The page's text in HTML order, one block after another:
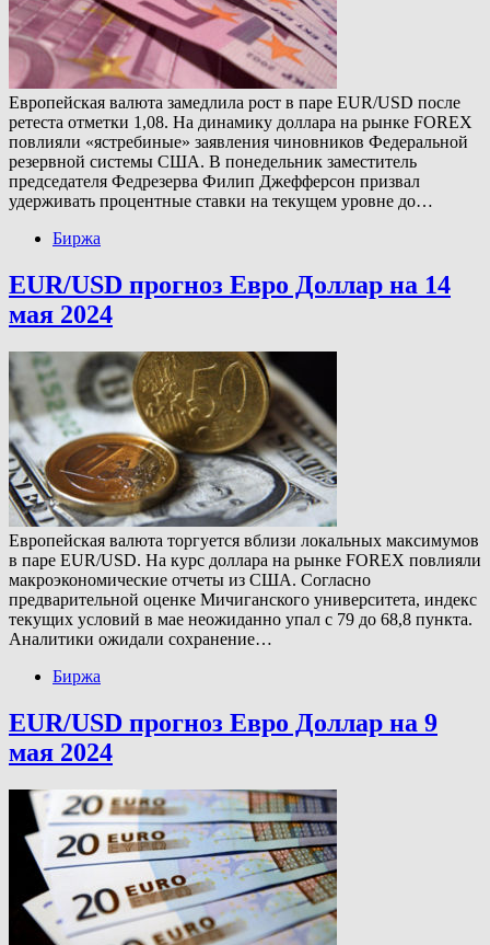
Европейская валюта замедлила рост в паре EUR/USD после
ретеста отметки 1,08. На динамику доллара на рынке FOREX
повлияли «ястребиные» заявления чиновников Федеральной
резервной системы США. В понедельник заместитель
председателя Федрезерва Филип Джефферсон призвал
удерживать процентные ставки на текущем уровне до…
Биржа
EUR/USD прогноз Евро Доллар на 14
мая 2024
Европейская валюта торгуется вблизи локальных максимумов
в паре EUR/USD. На курс доллара на рынке FOREX повлияли
макроэкономические отчеты из США. Согласно
предварительной оценке Мичиганского университета, индекс
текущих условий в мае неожиданно упал с 79 до 68,8 пункта.
Аналитики ожидали сохранение…
Биржа
EUR/USD прогноз Евро Доллар на 9
мая 2024